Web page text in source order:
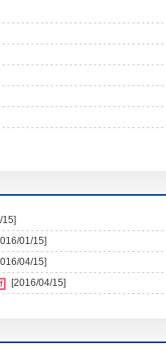
15]
01/15]
04/15]
[2016/04/15]